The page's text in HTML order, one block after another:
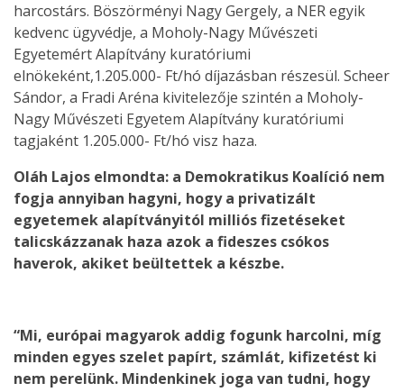
harcostárs. Böszörményi Nagy Gergely, a NER egyik
kedvenc ügyvédje, a Moholy-Nagy Művészeti
Egyetemért Alapítvány kuratóriumi
elnökeként,1.205.000- Ft/hó díjazásban részesül. Scheer
Sándor, a Fradi Aréna kivitelezője szintén a Moholy-
Nagy Művészeti Egyetem Alapítvány kuratóriumi
tagjaként 1.205.000- Ft/hó visz haza.
Oláh Lajos elmondta: a Demokratikus Koalíció nem
fogja annyiban hagyni, hogy a privatizált
egyetemek alapítványitól milliós fizetéseket
talicskázzanak haza azok a fideszes csókos
haverok, akiket beültettek a készbe.
“Mi, európai magyarok addig fogunk harcolni, míg
minden egyes szelet papírt, számlát, kifizetést ki
nem perelünk. Mindenkinek joga van tudni, hogy